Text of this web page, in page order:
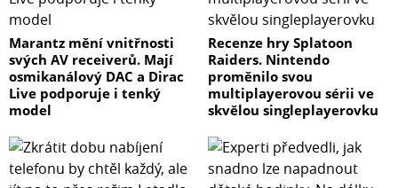
Marantz mění vnitřnosti
svých AV receiverů. Mají
osmikanálový DAC a Dirac
Live podporuje i tenký
model
Recenze hry Splatoon
Raiders. Nintendo
proměnilo svou
multiplayerovou sérii ve
skvělou singleplayerovku